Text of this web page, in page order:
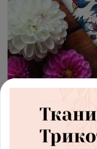
(0)
Ткань
на белом